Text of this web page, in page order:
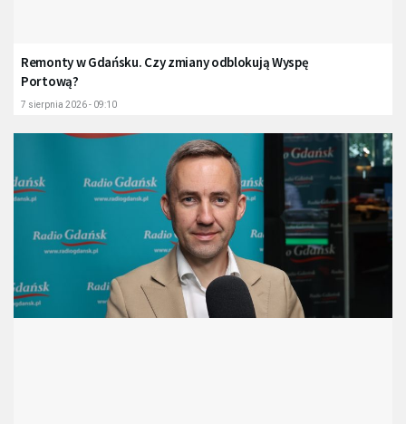
Remonty w Gdańsku. Czy zmiany odblokują Wyspę
Portową?
7 sierpnia 2026 - 09:10